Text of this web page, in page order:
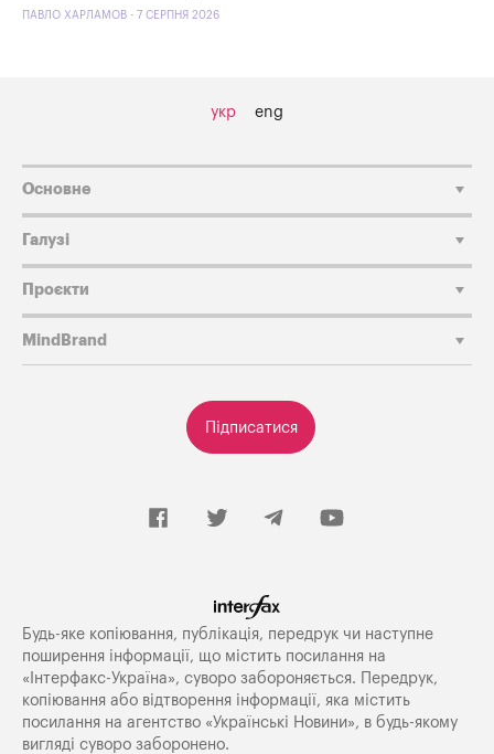
ПАВЛО ХАРЛАМОВ - 7 СЕРПНЯ 2026
укр eng
Підписатися
Основне
Галузі
Проєкти
MindBrand
Будь-яке копiювання, публiкацiя, передрук чи наступне
поширення iнформацiї, що мiстить посилання на
«Iнтерфакс-Україна», суворо забороняється. Передрук,
копіювання або відтворення інформації, яка містить
посилання на агентство «Українські Новини», в будь-якому
вигляді суворо заборонено.